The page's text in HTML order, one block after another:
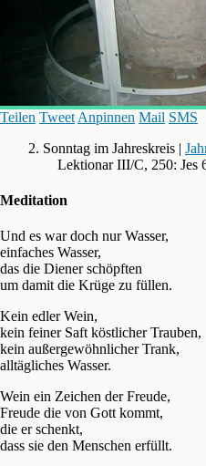
Teilen Tweet Anpinnen Mail SMS
2. Sonntag im Jahreskreis |
Lektionar III/C, 250: Jes
Meditation
Und es war doch nur Wasser,
einfaches Wasser,
das die Diener schöpften
um damit die Krüge zu füllen.
Kein edler Wein,
kein feiner Saft köstlicher Trauben,
kein außergewöhnlicher Trank,
alltägliches Wasser.
Wein ein Zeichen der Freude,
Freude die von Gott kommt,
die er schenkt,
dass sie den Menschen erfüllt.